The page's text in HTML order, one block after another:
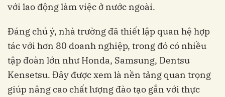
với lao động làm việc ở nước ngoài.
Đáng chú ý, nhà trường đã thiết lập quan hệ hợp
tác với hơn 80 doanh nghiệp, trong đó có nhiều
tập đoàn lớn như Honda, Samsung, Dentsu
Kensetsu. Đây được xem là nền tảng quan trọng
giúp nâng cao chất lượng đào tạo gắn với thực